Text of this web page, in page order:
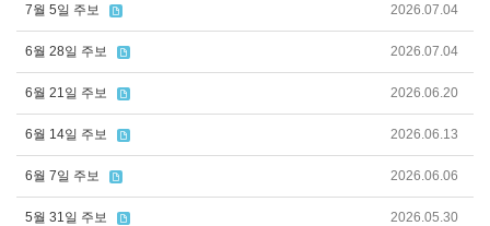
7월 5일 주보 2026.07.04
6월 28일 주보 2026.07.04
6월 21일 주보 2026.06.20
6월 14일 주보 2026.06.13
6월 7일 주보 2026.06.06
5월 31일 주보 2026.05.30